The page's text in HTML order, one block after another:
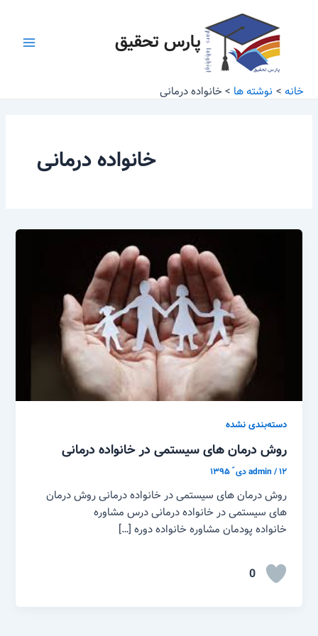
پارس تحقیق
خانه نوشته ها خانواده درمانی
خانواده درمانی
دسته‌بندی نشده
روش درمان های سیستمی در خانواده درمانی
admin/۱۲ دی ّ ۱۳۹۵
روش درمان های سیستمی در خانواده درمانی روش درمان
های سیستمی در خانواده درمانی درس مشاوره
خانواده پودمان مشاوره خانواده دوره […]
0